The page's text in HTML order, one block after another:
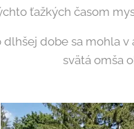
ťažkých časom
dlhšej dobe sa mohla
svätá omša